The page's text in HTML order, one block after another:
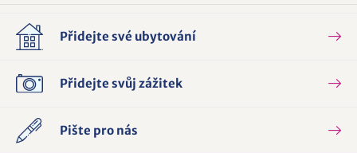
Přidejte své ubytování
Přidejte svůj zážitek
Pište pro nás